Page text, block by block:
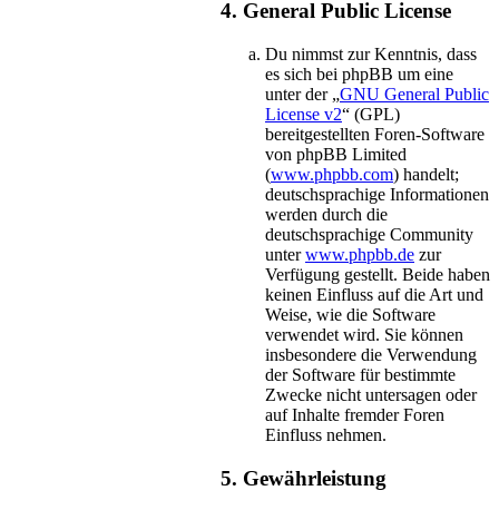
4. General Public License
Du nimmst zur Kenntnis, dass
es sich bei phpBB um eine
unter der „GNU General Public
License v2“ (GPL)
bereitgestellten Foren-Software
von phpBB Limited
(www.phpbb.com) handelt;
deutschsprachige Informationen
werden durch die
deutschsprachige Community
unterwww.phpbb.de zur
Verfügung gestellt. Beide haben
keinen Einfluss auf die Art und
Weise, wie die Software
verwendet wird. Sie können
insbesondere die Verwendung
der Software für bestimmte
Zwecke nicht untersagen oder
auf Inhalte fremder Foren
Einfluss nehmen.
5. Gewährleistung